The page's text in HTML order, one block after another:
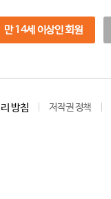
만 14세 이상인 회원
방침 저작권 정책